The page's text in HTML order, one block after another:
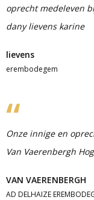
oprecht medeleven
dany lievens karine
lievens
erembodegem
Onze innige en
Van Vaerenbergh
VAN VAERENBERGH
AD DELHAIZE